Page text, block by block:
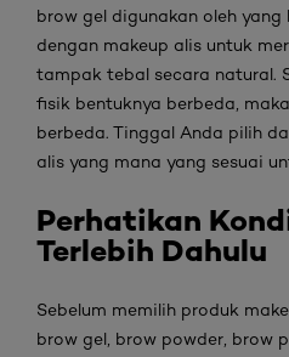
brow gel digunakan oleh
dengan makeup alis untuk
tampak tebal secara natural.
fisik bentuknya berbeda,
berbeda. Tinggal Anda pilih
alis yang mana yang sesuai
Perhatikan
Terlebih Dahulu
Sebelum memilih produk
brow gel brow powder brow